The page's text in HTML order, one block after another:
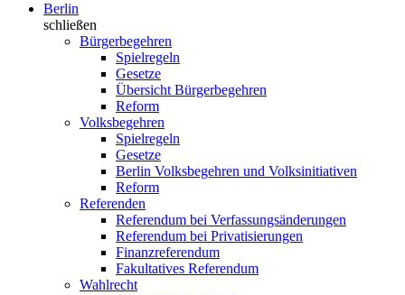
Berlin
schließen
Bürgerbegehren
Spielregeln
Gesetze
Übersicht Bürgerbegehren
Reform
Volksbegehren
Spielregeln
Gesetze
Berlin Volksbegehren und Volksinitiativen
Reform
Referenden
Referendum bei Verfassungsänderungen
Referendum bei Privatisierungen
Finanzreferendum
Fakultatives Referendum
Wahlrecht